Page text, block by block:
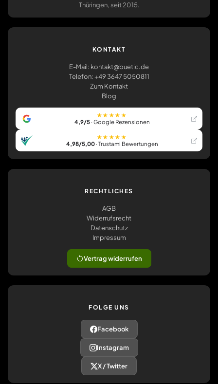
Thüringen, seit 2015.
KONTAKT
E-Mail: kontakt@buetic.de
Telefon: +49 3647 5050811
Zum Kontakt
Blog
★★★★★
4,9/5· Google Rezensionen
★★★★★
4,98/5,00· Trustami Bewertungen
RECHTLICHES
AGB
Widerrufsrecht
Datenschutz
Impressum
Vertrag widerrufen
FOLGE UNS
Facebook
Instagram
X / Twitter